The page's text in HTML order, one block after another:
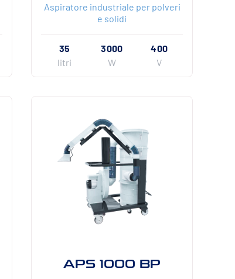
Aspiratore industriale per polveri
e solidi
35
litri
3000
W
400
V
APS 1000 BP